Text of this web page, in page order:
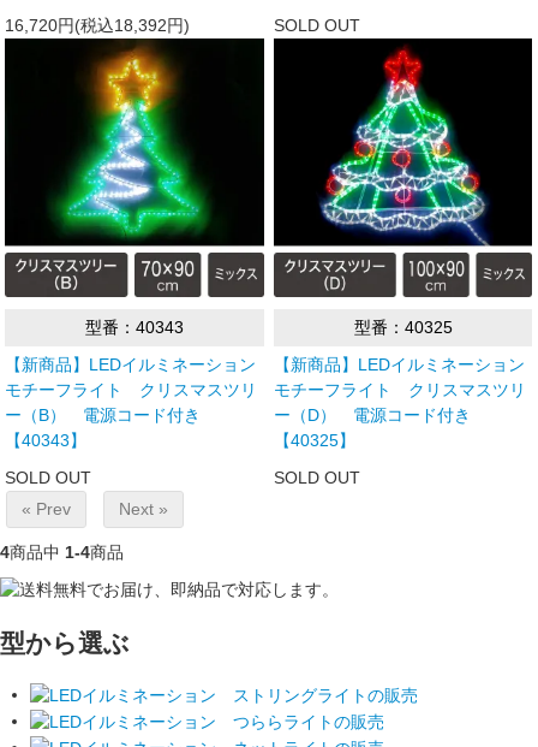
16,720円(税込18,392円)
SOLD OUT
型番：40343
【新商品】LEDイルミネーション
モチーフライト クリスマスツリ
ー（B） 電源コード付き
【40343】
SOLD OUT
型番：40325
【新商品】LEDイルミネーション
モチーフライト クリスマスツリ
ー（D） 電源コード付き
【40325】
SOLD OUT
« Prev
Next »
4商品中 1-4商品
型から選ぶ